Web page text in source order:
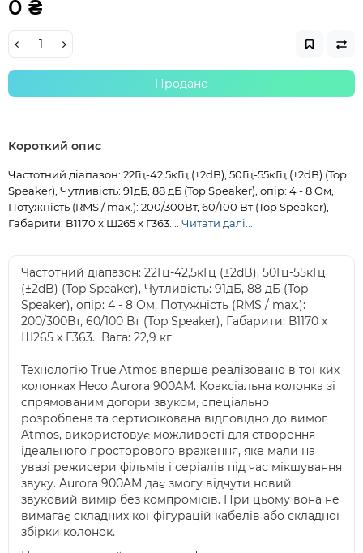
0 ₴
Продано
Короткий опис
Частотний діапазон: 22Гц-42,5кГц (±2dB), 50Гц-55кГц (±2dB) (Top
Speaker), Чутливість: 91дБ, 88 дБ (Top Speaker), опір: 4 - 8 Ом,
Потужність (RMS / max.): 200/300Вт, 60/100 Вт (Top Speaker),
Габарити: В1170 x Ш265 x Г363.... Читати далі...
Частотний діапазон: 22Гц-42,5кГц (±2dB), 50Гц-55кГц
(±2dB) (Top Speaker), Чутливість: 91дБ, 88 дБ (Top
Speaker), опір: 4 - 8 Ом, Потужність (RMS / max.):
200/300Вт, 60/100 Вт (Top Speaker), Габарити: В1170 x
Ш265 x Г363. Вага: 22,9 кг
Технологію True Atmos вперше реалізовано в тонких
колонках Heco Aurora 900AM. Коаксіальна колонка зі
спрямованим догори звуком, спеціально
розроблена та сертифікована відповідно до вимог
Atmos, використовує можливості для створення
ідеального просторового враження, яке мали на
увазі режисери фільмів і серіалів під час мікшування
звуку. Aurora 900AM дає змогу відчути новий
звуковий вимір без компромісів. При цьому вона не
вимагає складних конфігурацій кабелів або складної
збірки колонок.